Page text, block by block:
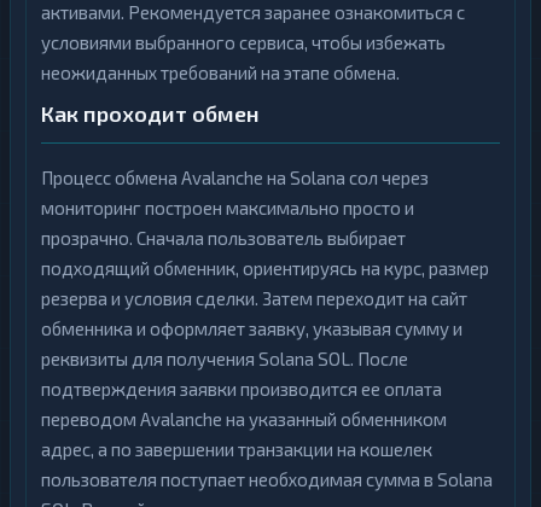
активами. Рекомендуется заранее ознакомиться с
условиями выбранного сервиса, чтобы избежать
неожиданных требований на этапе обмена.
Как проходит обмен
Процесс обмена Avalanche на Solana сол через
мониторинг построен максимально просто и
прозрачно. Сначала пользователь выбирает
подходящий обменник, ориентируясь на курс, размер
резерва и условия сделки. Затем переходит на сайт
обменника и оформляет заявку, указывая сумму и
реквизиты для получения Solana SOL. После
подтверждения заявки производится ее оплата
переводом Avalanche на указанный обменником
адрес, а по завершении транзакции на кошелек
пользователя поступает необходимая сумма в Solana